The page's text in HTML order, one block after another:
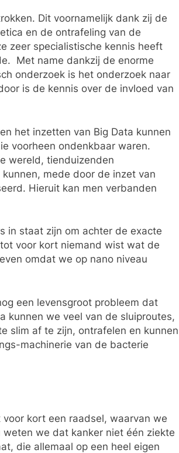
Dit voornamelijk dank zij de
en de ontrafeling van de
zeer specialistische kennis heeft
Met name dankzij de enorme
onderzoek is het onderzoek naar
is de kennis over de invloed van
het inzetten van Big Data kunnen
voorheen ondenkbaar waren.
wereld, tienduizenden
mede door de inzet van
Hieruit kan men verbanden
in staat zijn om achter de exacte
voor kort niemand wist wat de
omdat we op nano niveau
een levensgroot probleem dat
kunnen we veel van de sluiproutes,
slim af te zijn, ontrafelen en kunnen
machinerie van de bacterie
kort een raadsel, waarvan we
we dat kanker niet één ziekte
die allemaal op een heel eigen